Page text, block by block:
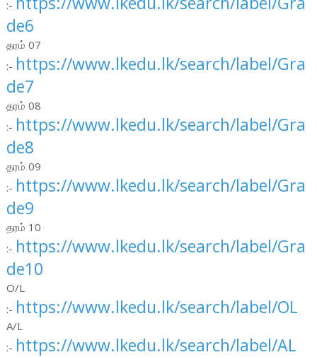
:-
de6
தரம் 07
:- https://www.lkedu.lk/search/label/Gra
de7
தரம் 08
:- https://www.lkedu.lk/search/label/Gra
de8
தரம் 09
:- https://www.lkedu.lk/search/label/Gra
de9
தரம் 10
:- https://www.lkedu.lk/search/label/Gra
de10
O/L
:- https://www.lkedu.lk/search/label/OL
A/L
:- https://www.lkedu.lk/search/label/AL